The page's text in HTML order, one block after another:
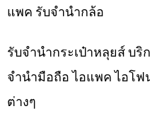
แพค รับจำนำกล้อ
รับจำนำกระเป๋าหลุยส์ บ
จำนำมือถือ ไอแพค ไอโ
ต่างๆ